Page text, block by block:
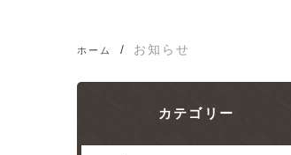
ホーム お知らせ
カテゴリー